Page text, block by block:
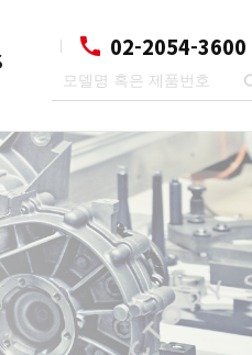
02-2054-3600